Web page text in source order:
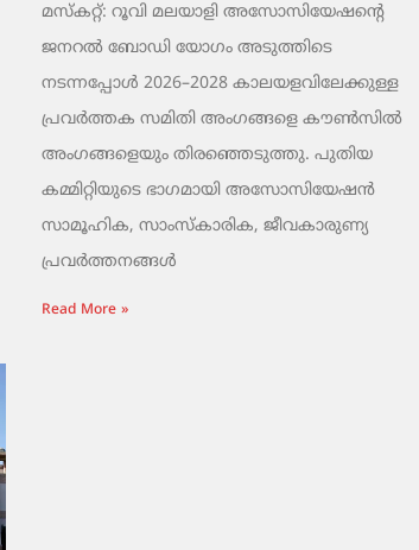
മസ്കറ്റ്: റൂവി മലയാളി അസോസിയേഷന്റെ
ജനറൽ ബോഡി യോഗം അടുത്തിടെ
നടന്നപ്പോൾ 2026–2028 കാലയളവിലേക്കുള്ള
പ്രവർത്തക സമിതി അംഗങ്ങളെ കൗൺസിൽ
അംഗങ്ങളെയും തിരഞ്ഞെടുത്തു. പുതിയ
കമ്മിറ്റിയുടെ ഭാഗമായി അസോസിയേഷൻ
സാമൂഹിക, സാംസ്‌കാരിക, ജീവകാരുണ്യ
പ്രവർത്തനങ്ങൾ
Read More »